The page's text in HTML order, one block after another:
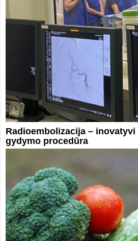
Radioembolizacija – inovatyvi
gydymo procedūra